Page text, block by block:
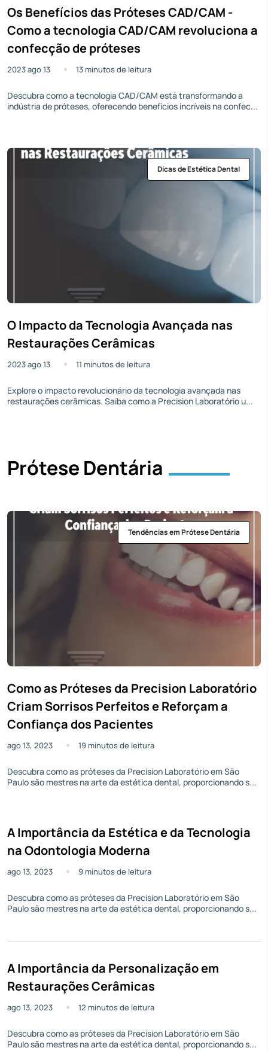
Os Benefícios das Próteses CAD/CAM -
Como a tecnologia CAD/CAM revoluciona a
confecção de próteses
2023 ago 13 13 minutos de leitura
Descubra como a tecnologia CAD/CAM está transformando a
indústria de próteses, oferecendo benefícios incríveis na confec...
Dicas de Estética Dental
O Impacto da Tecnologia Avançada nas
Restaurações Cerâmicas
2023 ago 13 11 minutos de leitura
Explore o impacto revolucionário da tecnologia avançada nas
restaurações cerâmicas. Saiba como a Precision Laboratório u...
Prótese Dentária
Tendências em Prótese Dentária
Como as Próteses da Precision Laboratório
Criam Sorrisos Perfeitos e Reforçam a
Confiança dos Pacientes
ago 13, 2023 19 minutos de leitura
Descubra como as próteses da Precision Laboratório em São
Paulo são mestres na arte da estética dental, proporcionando s...
A Importância da Estética e da Tecnologia
na Odontologia Moderna
ago 13, 2023 9 minutos de leitura
Descubra como as próteses da Precision Laboratório em São
Paulo são mestres na arte da estética dental, proporcionando s...
A Importância da Personalização em
Restaurações Cerâmicas
ago 13, 2023 12 minutos de leitura
Descubra como as próteses da Precision Laboratório em São
Paulo são mestres na arte da estética dental, proporcionando s...